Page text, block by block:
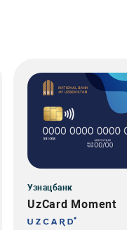
Узнацбанк
UzCard Moment